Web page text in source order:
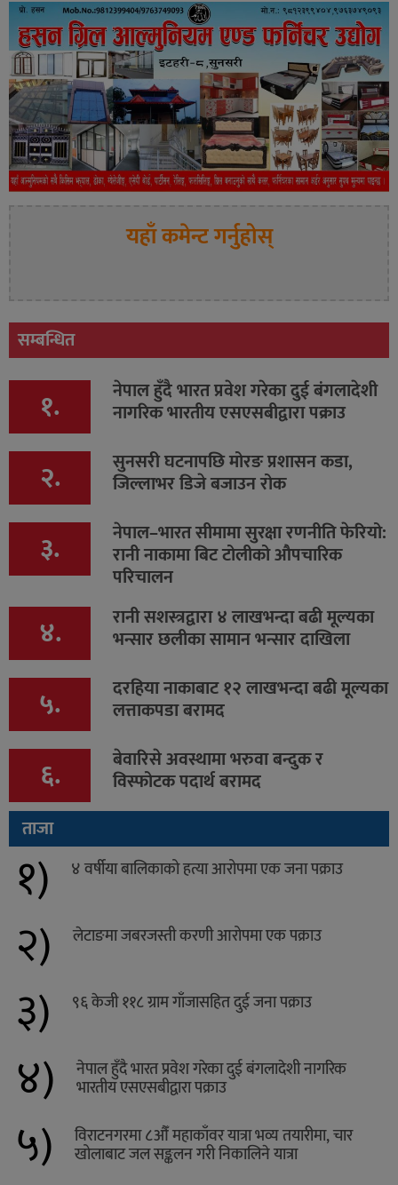
यहाँ कमेन्ट गर्नुहोस्
सम्बन्धित
१. नेपाल हुँदै भारत प्रवेश गरेका दुई बंगलादेशी
नागरिक भारतीय एसएसबीद्वारा पक्राउ
२. सुनसरी घटनापछि मोरङ प्रशासन कडा,
जिल्लाभर डिजे बजाउन रोक
३. नेपाल–भारत सीमामा सुरक्षा रणनीति फेरियो:
रानी नाकामा बिट टोलीको औपचारिक
परिचालन
४. रानी सशस्त्रद्वारा ४ लाखभन्दा बढी मूल्यका
भन्सार छलीका सामान भन्सार दाखिला
५. दरहिया नाकाबाट १२ लाखभन्दा बढी मूल्यका
लत्ताकपडा बरामद
६. बेवारिसे अवस्थामा भरुवा बन्दुक र
विस्फोटक पदार्थ बरामद
ताजा
१) ४ वर्षीया बालिकाको हत्या आरोपमा एक जना पक्राउ
२) लेटाङमा जबरजस्ती करणी आरोपमा एक पक्राउ
३) ९६ केजी ११८ ग्राम गाँजासहित दुई जना पक्राउ
४) नेपाल हुँदै भारत प्रवेश गरेका दुई बंगलादेशी नागरिक
भारतीय एसएसबीद्वारा पक्राउ
५) विराटनगरमा ८औँ महाकाँवर यात्रा भव्य तयारीमा, चार
खोलाबाट जल सङ्कलन गरी निकालिने यात्रा